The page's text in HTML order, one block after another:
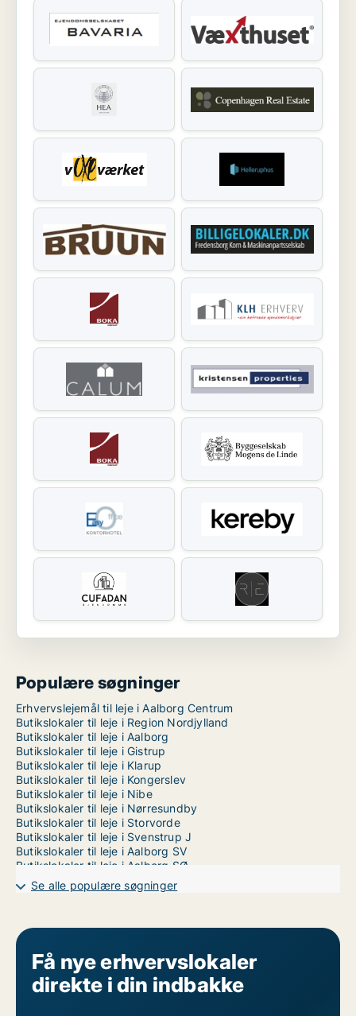
Populære søgninger
Erhvervslejemål til leje i Aalborg Centrum
Butikslokaler til leje i Region Nordjylland
Butikslokaler til leje i Aalborg
Butikslokaler til leje i Gistrup
Butikslokaler til leje i Klarup
Butikslokaler til leje i Kongerslev
Butikslokaler til leje i Nibe
Butikslokaler til leje i Nørresundby
Butikslokaler til leje i Storvorde
Butikslokaler til leje i Svenstrup J
Butikslokaler til leje i Aalborg SV
Butikslokaler til leje i Aalborg SØ
Butikslokaler til leje i Aalborg Øst
Se alle populære søgninger
Få nye erhvervslokaler
direkte i din indbakke